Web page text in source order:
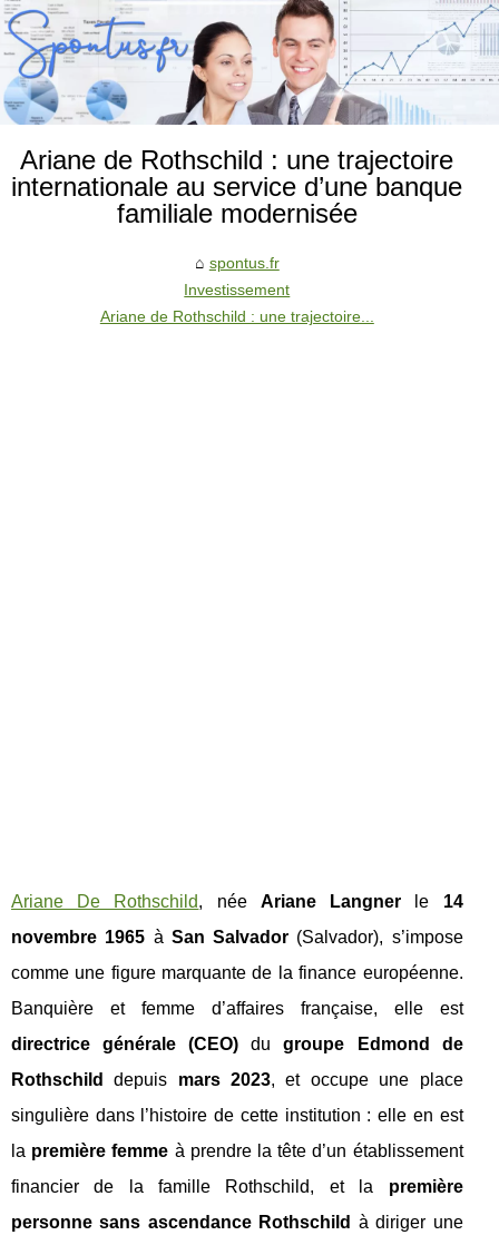
Ariane de Rothschild : une trajectoire
internationale au service d’une banque
familiale modernisée
spontus.fr
Investissement
Ariane de Rothschild : une trajectoire...
Ariane De Rothschild, née Ariane Langner le 14
novembre 1965 à San Salvador (Salvador), s’impose
comme une figure marquante de la finance européenne.
Banquière et femme d’affaires française, elle est
directrice générale (CEO) dugroupe Edmond de
Rothschild
depuis mars 2023, et occupe une place
singulière dans l’histoire de cette institution : elle en est
la première femme à prendre la tête d’un établissement
financier de la famille Rothschild, et la première
personne sans ascendance Rothschild à diriger une